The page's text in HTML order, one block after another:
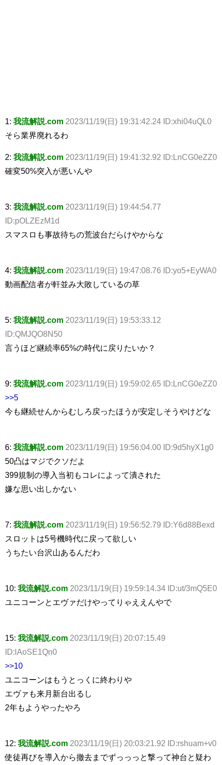
1: 我流解説.com 2023/11/19(日) 19:31:42.24 ID:xhi04uQL0
そら業界廃れるわ
2: 我流解説.com 2023/11/19(日) 19:41:32.92 ID:LnCG0eZZ0
確変50%突入が悪いんや
3: 我流解説.com 2023/11/19(日) 19:44:54.77
ID:pOLZEzM1d
スマスロも事故待ちの荒波台だらけやからな
4: 我流解説.com 2023/11/19(日) 19:47:08.76 ID:yo5+EyWA0
動画配信者が軒並み大敗しているの草
5: 我流解説.com 2023/11/19(日) 19:53:33.12
ID:QMJQO8N50
言うほど継続率65%の時代に戻りたいか？
9: 我流解説.com 2023/11/19(日) 19:59:02.65 ID:LnCG0eZZ0
>>5
今も継続せんからむしろ戻ったほうが安定しそうやけどな
6: 我流解説.com 2023/11/19(日) 19:56:04.00 ID:9d5hyX1g0
50凸はマジでクソだよ
399規制の導入当初もコレによって潰された
嫌な思い出しかない
7: 我流解説.com 2023/11/19(日) 19:56:52.79 ID:Y6d88Bexd
スロットは5号機時代に戻って欲しい
うちたい台沢山あるんだわ
10: 我流解説.com 2023/11/19(日) 19:59:14.34 ID:ut/3mQ5E0
ユニコーンとエヴァだけやってりゃええんやで
15: 我流解説.com 2023/11/19(日) 20:07:15.49
ID:lAoSE1Qn0
>>10
ユニコーンはもうとっくに終わりや
エヴァも来月新台出るし
2年もようやったやろ
12: 我流解説.com 2023/11/19(日) 20:03:21.92 ID:rshuam+v0
使徒再びを導入から撤去までずっっっと撃って神台と疑わ